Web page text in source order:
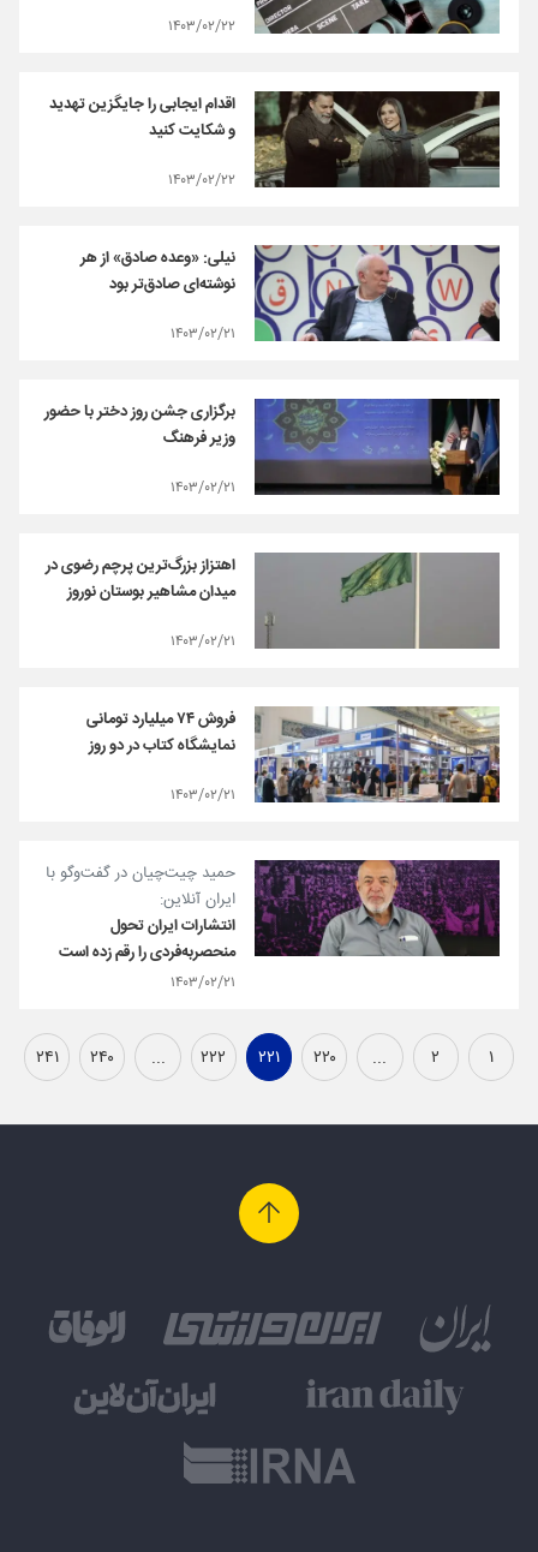
۱۴۰۳/۰۲/۲۲
اقدام ایجابی را جایگزین تهدید
و شکایت کنید
۱۴۰۳/۰۲/۲۲
نیلی: «وعده صادق» از هر
نوشته‌ای صادق‌تر بود
۱۴۰۳/۰۲/۲۱
برگزاری جشن روز دختر با حضور
وزیر فرهنگ
۱۴۰۳/۰۲/۲۱
اهتزاز بزرگ‌ترین پرچم رضوی در
میدان مشاهیر بوستان نوروز
۱۴۰۳/۰۲/۲۱
فروش ۷۴ میلیارد تومانی
نمایشگاه کتاب در دو روز
۱۴۰۳/۰۲/۲۱
حمید چیت‌چیان در گفت‌وگو با
ایران آنلاین:
انتشارات ایران تحول
منحصربه‌فردی را رقم زده است
۱۴۰۳/۰۲/۲۱
۱ ۲ ... ۲۲۰ ۲۲۱ ۲۲۲ ... ۲۴۰ ۲۴۱